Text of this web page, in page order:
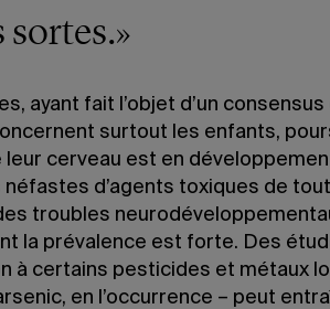
ayant fait l’objet d’un consensus
surtout les enfants,
leur cerveau est en
d’agents toxiques de
troubles
la prévalence est forte. Des
à certains pesticides et métaux
en l’occurrence – peut